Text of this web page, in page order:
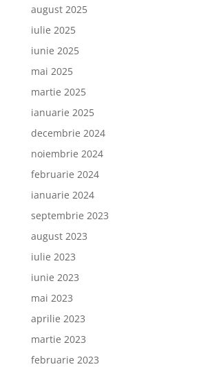
august 2025
iulie 2025
iunie 2025
mai 2025
martie 2025
ianuarie 2025
decembrie 2024
noiembrie 2024
februarie 2024
ianuarie 2024
septembrie 2023
august 2023
iulie 2023
iunie 2023
mai 2023
aprilie 2023
martie 2023
februarie 2023